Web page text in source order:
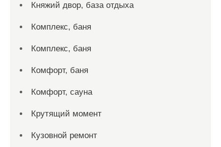
Княжий двор, база отдыха
Комплекс, баня
Комплекс, баня
Комфорт, баня
Комфорт, сауна
Крутящий момент
Кузовной ремонт